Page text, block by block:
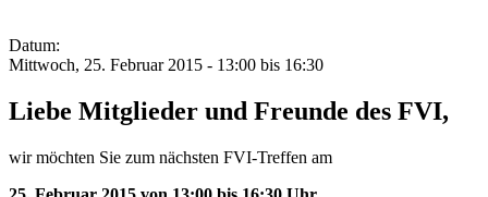
Datum:
Mittwoch, 25. Februar 2015 - 13:00 bis 16:30
Liebe Mitglieder und Freunde des FVI,
wir möchten Sie zum nächsten FVI-Treffen am